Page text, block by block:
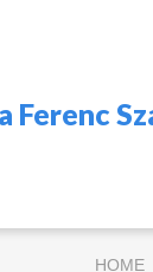
Ferenc
HOME